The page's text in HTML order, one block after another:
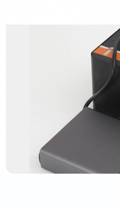
FIT E-Bike System
Sundvall